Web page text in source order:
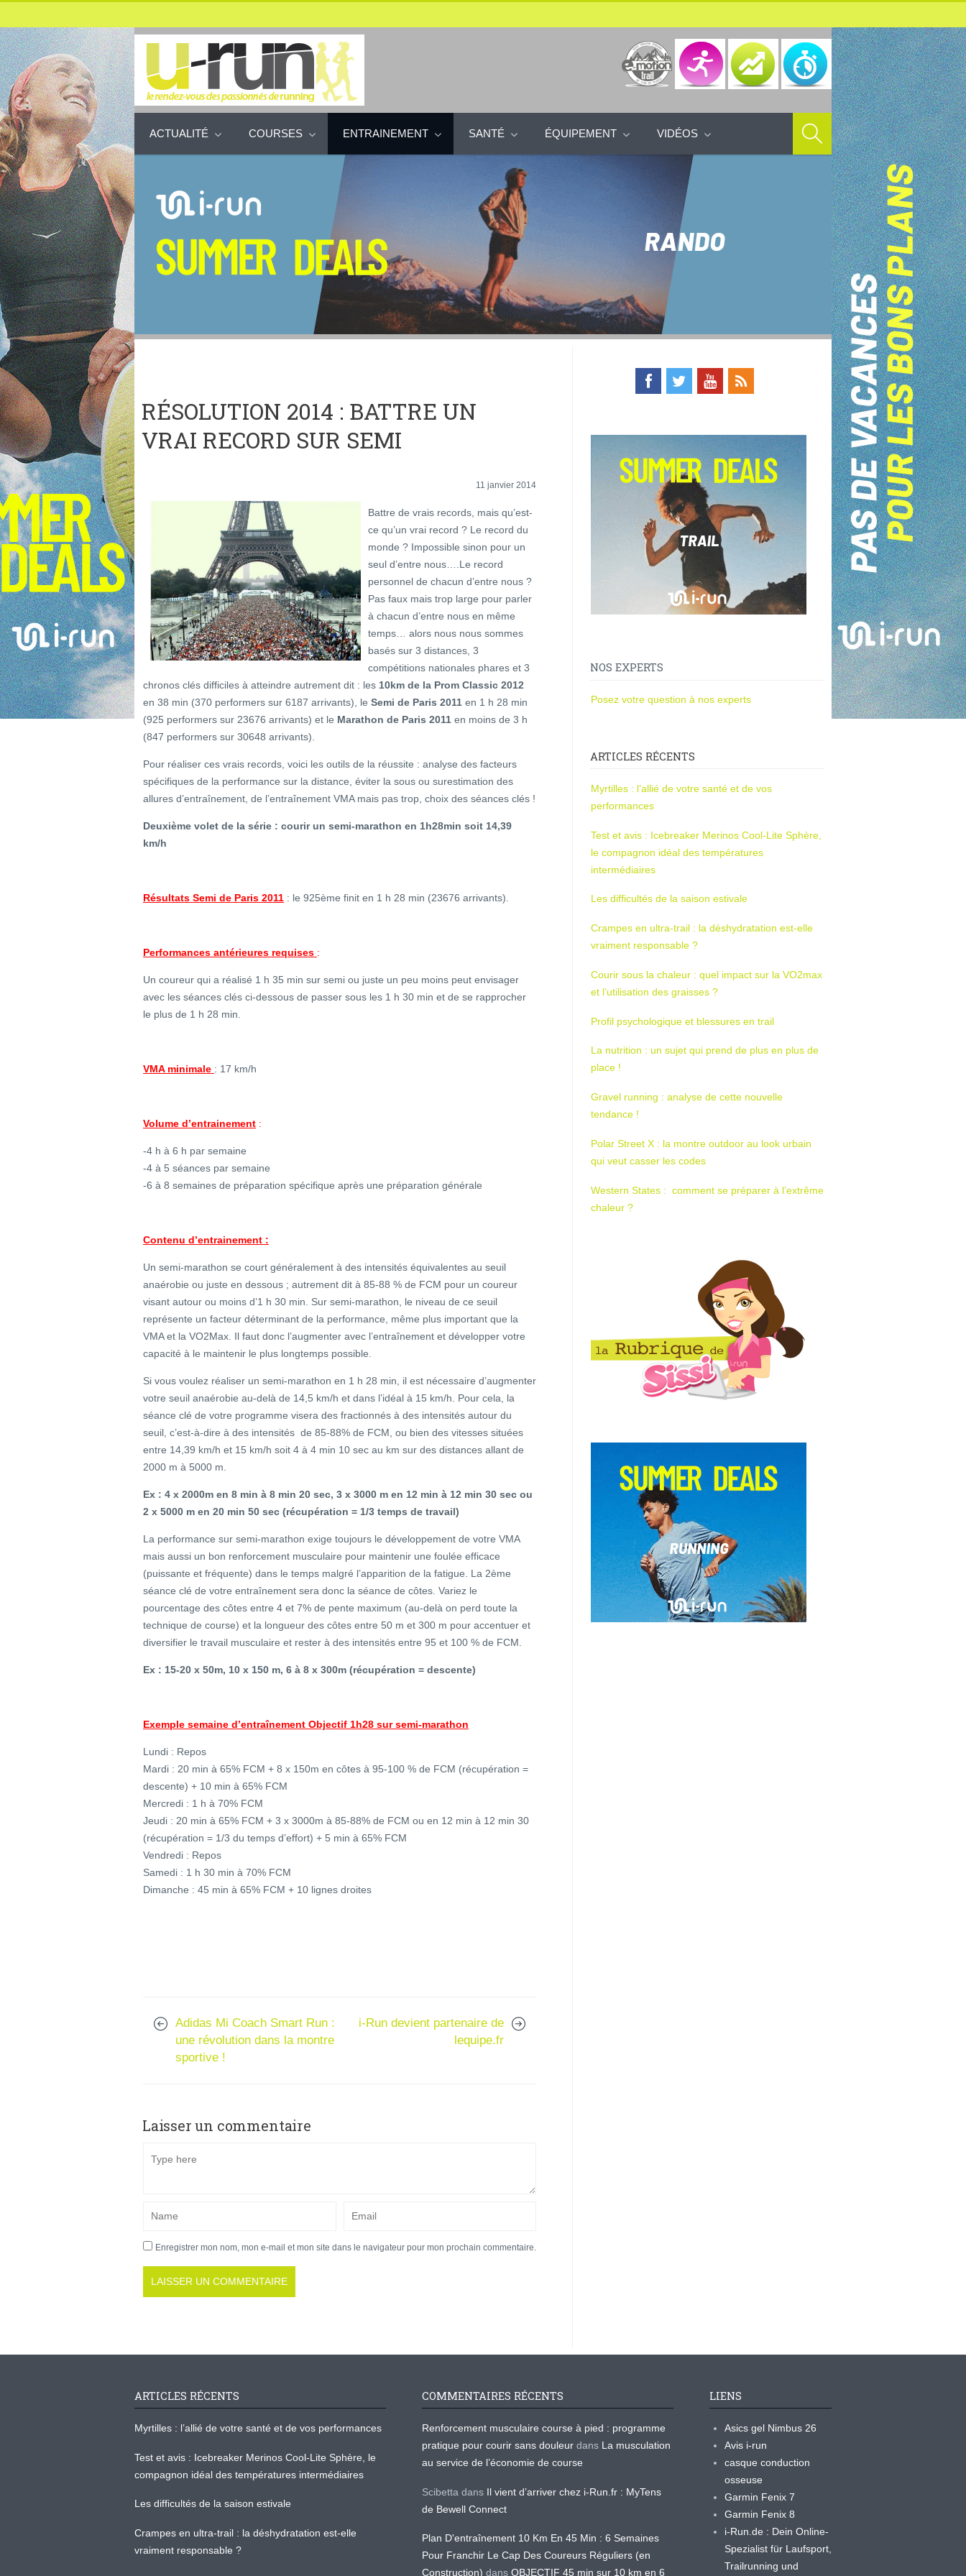
ACTUALITÉ COURSES ENTRAINEMENT SANTÉ ÉQUIPEMENT VIDÉOS
RÉSOLUTION 2014 : BATTRE UN
VRAI RECORD SUR SEMI
11 janvier 2014
Battre de vrais records, mais qu’est-
ce qu’un vrai record ? Le record du
monde ? Impossible sinon pour un
seul d’entre nous….Le record
personnel de chacun d’entre nous ?
Pas faux mais trop large pour parler
à chacun d’entre nous en même
temps… alors nous nous sommes
basés sur 3 distances, 3
compétitions nationales phares et 3
chronos clés difficiles à atteindre autrement dit : les 10km de la Prom Classic 2012
en 38 min (370 performers sur 6187 arrivants), le Semi de Paris 2011 en 1 h 28 min
(925 performers sur 23676 arrivants) et le Marathon de Paris 2011 en moins de 3 h
(847 performers sur 30648 arrivants).
Pour réaliser ces vrais records, voici les outils de la réussite : analyse des facteurs
spécifiques de la performance sur la distance, éviter la sous ou surestimation des
allures d’entraînement, de l’entraînement VMA mais pas trop, choix des séances clés !
Deuxième volet de la série : courir un semi-marathon en 1h28min soit 14,39
km/h
Résultats Semi de Paris 2011 : le 925ème finit en 1 h 28 min (23676 arrivants).
Performances antérieures requises :
Un coureur qui a réalisé 1 h 35 min sur semi ou juste un peu moins peut envisager
avec les séances clés ci-dessous de passer sous les 1 h 30 min et de se rapprocher
le plus de 1 h 28 min.
VMA minimale : 17 km/h
Volume d’entrainement :
-4 h à 6 h par semaine
-4 à 5 séances par semaine
-6 à 8 semaines de préparation spécifique après une préparation générale
Contenu d’entrainement :
Un semi-marathon se court généralement à des intensités équivalentes au seuil
anaérobie ou juste en dessous ; autrement dit à 85-88 % de FCM pour un coureur
visant autour ou moins d’1 h 30 min. Sur semi-marathon, le niveau de ce seuil
représente un facteur déterminant de la performance, même plus important que la
VMA et la VO2Max. Il faut donc l’augmenter avec l’entraînement et développer votre
capacité à le maintenir le plus longtemps possible.
Si vous voulez réaliser un semi-marathon en 1 h 28 min, il est nécessaire d’augmenter
votre seuil anaérobie au-delà de 14,5 km/h et dans l’idéal à 15 km/h. Pour cela, la
séance clé de votre programme visera des fractionnés à des intensités autour du
seuil, c’est-à-dire à des intensités de 85-88% de FCM, ou bien des vitesses situées
entre 14,39 km/h et 15 km/h soit 4 à 4 min 10 sec au km sur des distances allant de
2000 m à 5000 m.
Ex : 4 x 2000m en 8 min à 8 min 20 sec, 3 x 3000 m en 12 min à 12 min 30 sec ou
2 x 5000 m en 20 min 50 sec (récupération = 1/3 temps de travail)
La performance sur semi-marathon exige toujours le développement de votre VMA
mais aussi un bon renforcement musculaire pour maintenir une foulée efficace
(puissante et fréquente) dans le temps malgré l’apparition de la fatigue. La 2ème
séance clé de votre entraînement sera donc la séance de côtes. Variez le
pourcentage des côtes entre 4 et 7% de pente maximum (au-delà on perd toute la
technique de course) et la longueur des côtes entre 50 m et 300 m pour accentuer et
diversifier le travail musculaire et rester à des intensités entre 95 et 100 % de FCM.
Ex : 15-20 x 50m, 10 x 150 m, 6 à 8 x 300m (récupération = descente)
Exemple semaine d’entraînement Objectif 1h28 sur semi-marathon
Lundi : Repos
Mardi : 20 min à 65% FCM + 8 x 150m en côtes à 95-100 % de FCM (récupération =
descente) + 10 min à 65% FCM
Mercredi : 1 h à 70% FCM
Jeudi : 20 min à 65% FCM + 3 x 3000m à 85-88% de FCM ou en 12 min à 12 min 30
(récupération = 1/3 du temps d’effort) + 5 min à 65% FCM
Vendredi : Repos
Samedi : 1 h 30 min à 70% FCM
Dimanche : 45 min à 65% FCM + 10 lignes droites
Adidas Mi Coach Smart Run :
une révolution dans la montre
sportive !
i-Run devient partenaire de
lequipe.fr
Laisser un commentaire
Enregistrer mon nom, mon e-mail et mon site dans le navigateur pour mon prochain commentaire.
NOS EXPERTS
Posez votre question à nos experts
ARTICLES RÉCENTS
Myrtilles : l’allié de votre santé et de vos
performances
Test et avis : Icebreaker Merinos Cool-Lite Sphère,
le compagnon idéal des températures
intermédiaires
Les difficultés de la saison estivale
Crampes en ultra-trail : la déshydratation est-elle
vraiment responsable ?
Courir sous la chaleur : quel impact sur la VO2max
et l’utilisation des graisses ?
Profil psychologique et blessures en trail
La nutrition : un sujet qui prend de plus en plus de
place !
Gravel running : analyse de cette nouvelle
tendance !
Polar Street X : la montre outdoor au look urbain
qui veut casser les codes
Western States : comment se préparer à l’extrême
chaleur ?
ARTICLES RÉCENTS
Myrtilles : l’allié de votre santé et de vos performances
Test et avis : Icebreaker Merinos Cool-Lite Sphère, le
compagnon idéal des températures intermédiaires
Les difficultés de la saison estivale
Crampes en ultra-trail : la déshydratation est-elle
vraiment responsable ?
COMMENTAIRES RÉCENTS
Renforcement musculaire course à pied : programme
pratique pour courir sans douleur dans La musculation
au service de l’économie de course
Scibetta dans Il vient d’arriver chez i-Run.fr : MyTens
de Bewell Connect
Plan D'entraînement 10 Km En 45 Min : 6 Semaines
Pour Franchir Le Cap Des Coureurs Réguliers (en
Construction) dans OBJECTIF 45 min sur 10 km en 6
LIENS
Asics gel Nimbus 26
Avis i-run
casque conduction
osseuse
Garmin Fenix 7
Garmin Fenix 8
i-Run.de : Dein Online-
Spezialist für Laufsport,
Trailrunning und